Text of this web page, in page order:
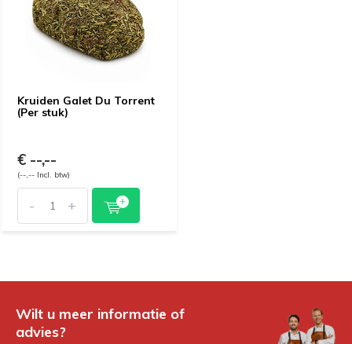
Kruiden Galet Du Torrent
(Per stuk)
€ --,--
(--,-- Incl. btw)
- +
Wilt u meer informatie of
advies?